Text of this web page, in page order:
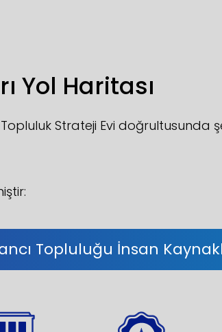
Yol Haritası
Strateji Evi doğrultusunda
Topluluğu İnsan